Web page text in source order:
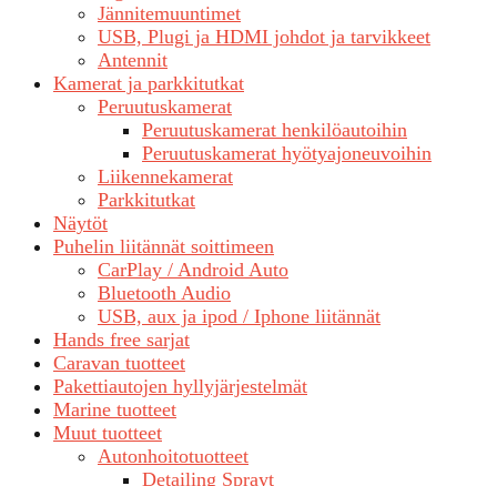
Jännitemuuntimet
USB, Plugi ja HDMI johdot ja tarvikkeet
Antennit
Kamerat ja parkkitutkat
Peruutuskamerat
Peruutuskamerat henkilöautoihin
Peruutuskamerat hyötyajoneuvoihin
Liikennekamerat
Parkkitutkat
Näytöt
Puhelin liitännät soittimeen
CarPlay / Android Auto
Bluetooth Audio
USB, aux ja ipod / Iphone liitännät
Hands free sarjat
Caravan tuotteet
Pakettiautojen hyllyjärjestelmät
Marine tuotteet
Muut tuotteet
Autonhoitotuotteet
Detailing Sprayt